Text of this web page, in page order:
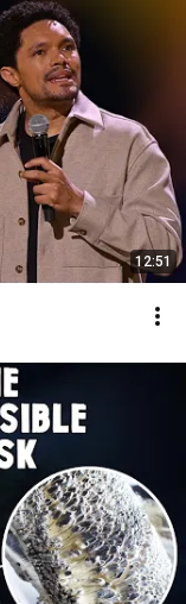
12:51